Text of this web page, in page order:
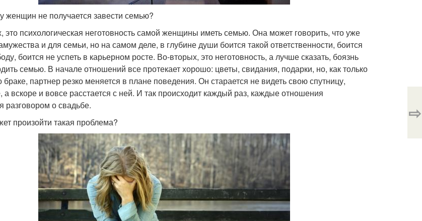
женщин не получается завести семью?
это психологическая неготовность самой женщины иметь семью. Она может говорить, что уже
и для семьи, но на самом деле, в глубине души боится такой ответственности, боится
боится не успеть в карьерном росте. Во-вторых, это неготовность, а лучше сказать, боязнь
семью. В начале отношений все протекает хорошо: цветы, свидания, подарки, но, как только
браке, партнер резко меняется в плане поведения. Он старается не видеть свою спутницу,
а вскоре и вовсе расстается с ней. И так происходит каждый раз, каждые отношения
разговором о свадьбе.
произойти такая проблема?
⇨